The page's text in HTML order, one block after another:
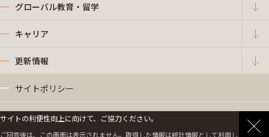
グローバル教育・留学
キャリア
更新情報
サイトポリシー
プライバシーポリシー
サイトの利便性向上に向けて、ご協力ください。
ご回答後は、この画面は表示されません。取得した情報は統計情報として利用します。